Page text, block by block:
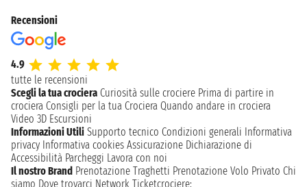
Recensioni
4.9
tutte le recensioni
Scegli la tua crociera Curiosità sulle crociere Prima di partire in
crociera Consigli per la tua Crociera Quando andare in crociera
Video 3D Escursioni
Informazioni Utili Supporto tecnico Condizioni generali Informativa
privacy Informativa cookies Assicurazione Dichiarazione di
Accessibilità Parcheggi Lavora con noi
Il nostro Brand Prenotazione Traghetti Prenotazione Volo Privato Chi
siamo Dove trovarci Network Ticketcrociere: